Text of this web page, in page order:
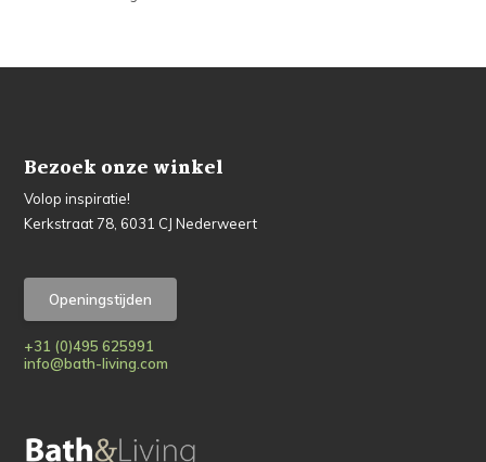
Bezoek onze winkel
Volop inspiratie!
Kerkstraat 78, 6031 CJ Nederweert
Openingstijden
+31 (0)495 625991
info@bath-living.com